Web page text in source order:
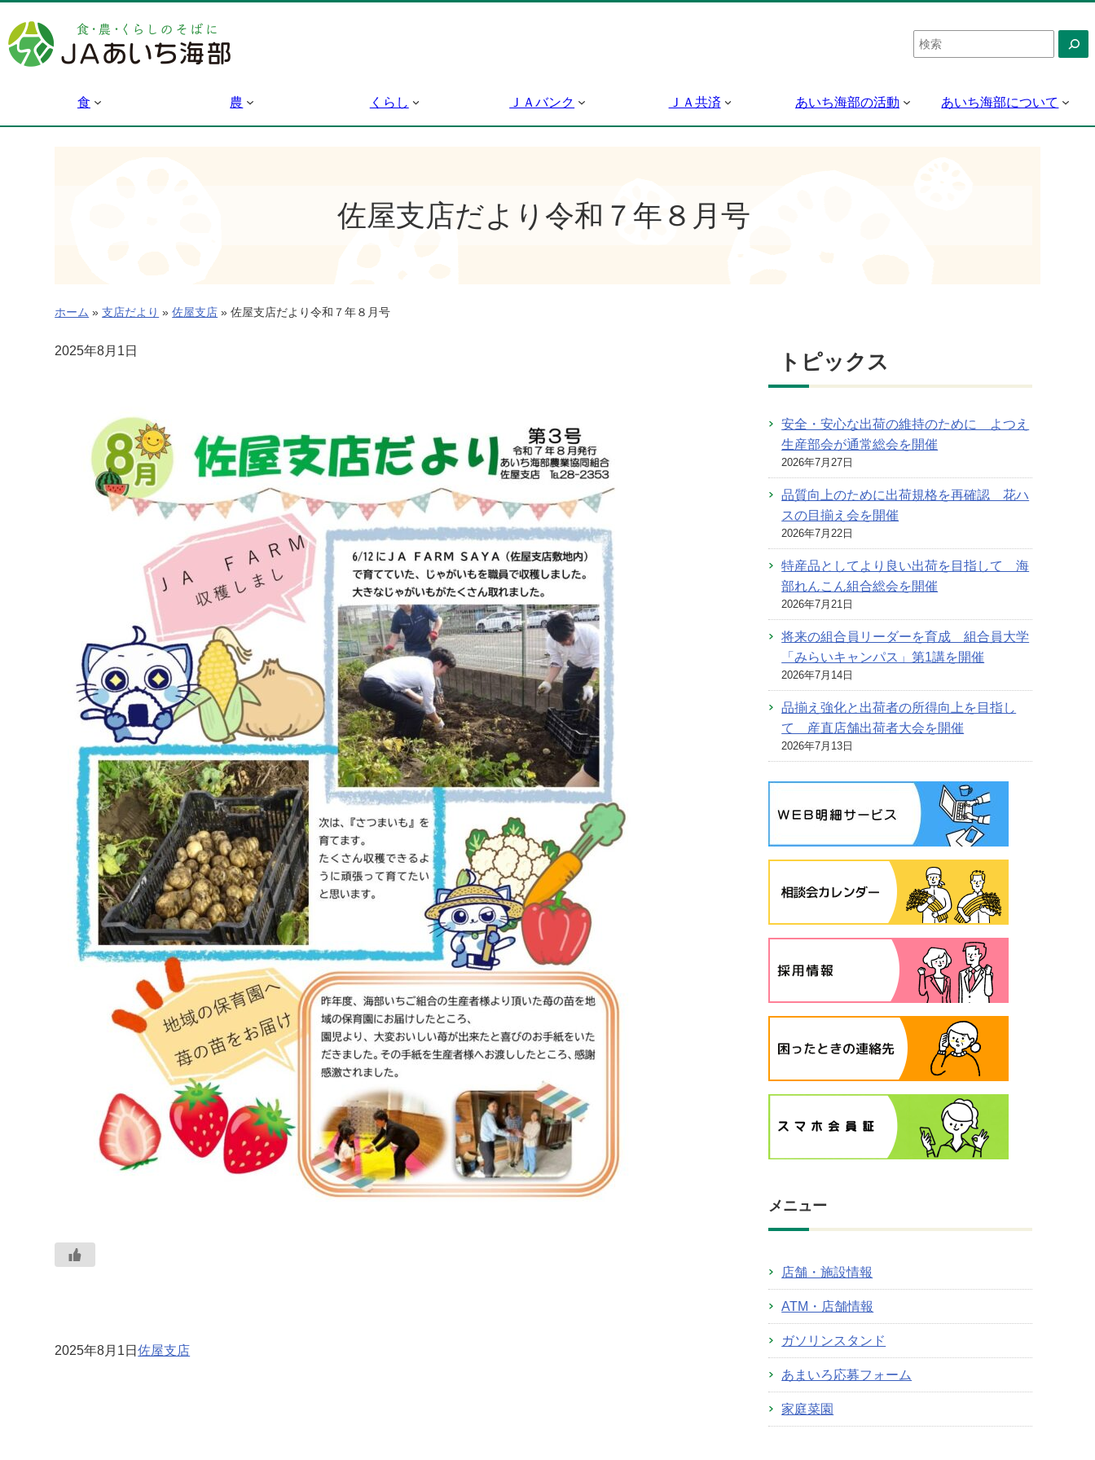
容
を
検
索
食 農 くらし ＪＡバンク ＪＡ共済 あいち海部の活動 あいち海部について
佐屋支店だより令和７年８月号
ホーム » 支店だより » 佐屋支店 » 佐屋支店だより令和７年８月号
2025年8月1日
2025年8月1日佐屋支店
トピックス
安全・安心な出荷の維持のために よつえ
生産部会が通常総会を開催
2026年7月27日
品質向上のために出荷規格を再確認 花ハ
スの目揃え会を開催
2026年7月22日
特産品としてより良い出荷を目指して 海
部れんこん組合総会を開催
2026年7月21日
将来の組合員リーダーを育成 組合員大学
「みらいキャンパス」第1講を開催
2026年7月14日
品揃え強化と出荷者の所得向上を目指し
て 産直店舗出荷者大会を開催
2026年7月13日
メニュー
店舗・施設情報
ATM・店舗情報
ガソリンスタンド
あまいろ応募フォーム
家庭菜園